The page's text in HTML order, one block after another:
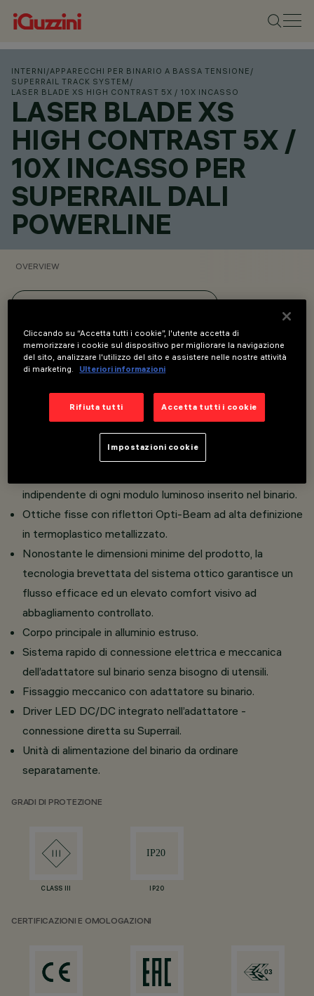
INTERNI /APPARECCHI PER BINARIO A BASSA TENSIONE /
SUPERRAIL TRACK SYSTEM /
LASER BLADE XS HIGH CONTRAST 5X / 10X INCASSO
LASER BLADE XS
HIGH CONTRAST 5X /
10X INCASSO PER
SUPERRAIL DALI
POWERLINE
OVERVIEW
Overview
Modulo lineare fisso completo di adattatore per
L'adattatore termoplastico include il circuito driver
DC/DC con funzionalità DALI dimmerabile.
indipendente di ogni modulo luminoso inserito nel binario.
Ottiche fisse con riflettori Opti-Beam ad alta definizione
in termoplastico metallizzato.
Nonostante le dimensioni minime del prodotto, la
tecnologia brevettata del sistema ottico garantisce un
flusso efficace ed un elevato comfort visivo ad
abbagliamento controllato.
Corpo principale in alluminio estruso.
Sistema rapido di connessione elettrica e meccanica
dell’adattatore sul binario senza bisogno di utensili.
Fissaggio meccanico con adattatore su binario.
Driver LED DC/DC integrato nell’adattatore -
connessione diretta su Superrail.
Unità di alimentazione del binario da ordinare
separatamente.
GRADI DI PROTEZIONE
CLASS III IP20
CERTIFICAZIONI E OMOLOGAZIONI
Cliccando su “Accetta tutti i cookie”, l'utente accetta di
memorizzare i cookie sul dispositivo per migliorare la navigazione
del sito, analizzare l'utilizzo del sito e assistere nelle nostre attività
di marketing.
Ulteriori informazioni
Rifiuta tutti Accetta tutti i cookie
Impostazioni cookie